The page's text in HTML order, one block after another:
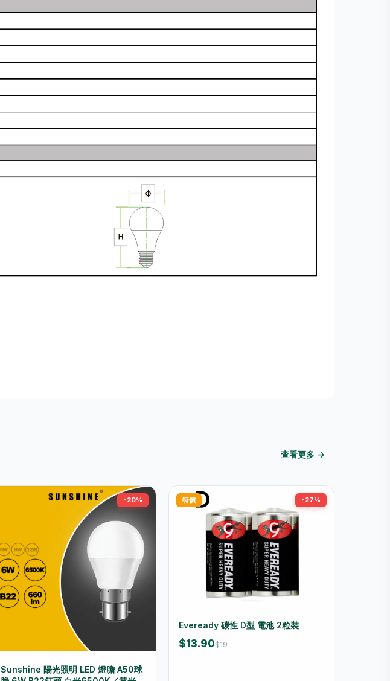
查看更多 →
-20%
Sunshine 陽光照明 LED 燈膽 A50球
特價 -27%
Eveready 碳性 D型 電池 2粒裝
$13.90$19